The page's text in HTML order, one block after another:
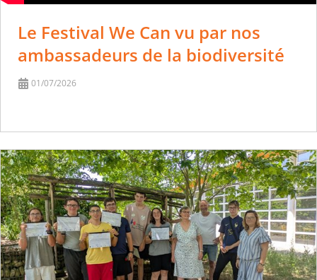
Le Festival We Can vu par nos
ambassadeurs de la biodiversité
01/07/2026